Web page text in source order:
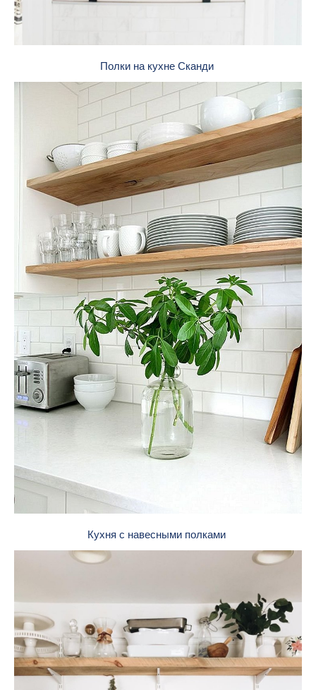
Полки на кухне Сканди
Кухня с навесными полками